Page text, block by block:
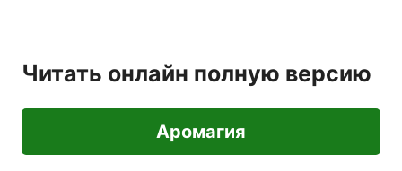
Читать онлайн полную версию
Аромагия